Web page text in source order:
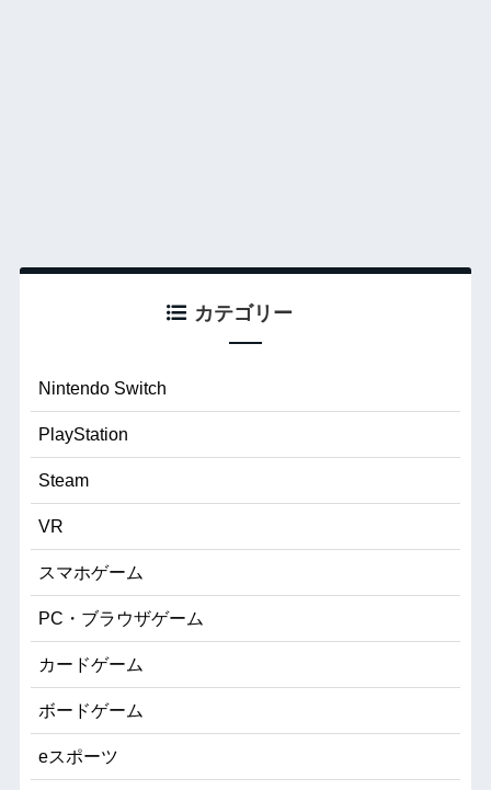
カテゴリー
Nintendo Switch
PlayStation
Steam
VR
スマホゲーム
PC・ブラウザゲーム
カードゲーム
ボードゲーム
eスポーツ